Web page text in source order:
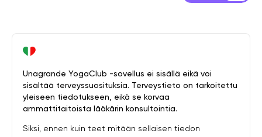
Unagrande YogaClub -sovellus ei sisällä eikä voi
sisältää terveyssuosituksia. Terveystieto on tarkoitettu
yleiseen tiedotukseen, eikä se korvaa
ammattitaitoista lääkärin konsultointia.
Siksi, ennen kuin teet mitään sellaisen tiedon